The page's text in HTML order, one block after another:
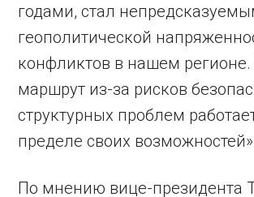
годами, стал
геополитической
конфликтов в нашем
маршрут из-за рисков
структурных проблем
пределе своих
По мнению вице-президента